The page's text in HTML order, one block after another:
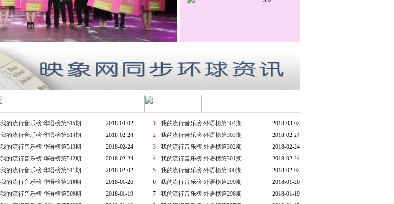
我的流行音乐榜 华语榜第515期
2018-03-02
我的流行音乐榜 华语榜第514期
2018-02-24
我的流行音乐榜 华语榜第513期
2018-02-24
我的流行音乐榜 华语榜第512期
2018-02-24
我的流行音乐榜 华语榜第511期
2018-02-02
我的流行音乐榜 华语榜第510期
2018-01-26
我的流行音乐榜 华语榜第509期
2018-01-19
1 我的流行音乐榜 外语榜第304期
2018-03-02
2
我的流行音乐榜 外语榜第303期
2018-02-24
3
我的流行音乐榜 外语榜第302期
2018-02-24
4
我的流行音乐榜 外语榜第301期
2018-02-24
5
我的流行音乐榜 外语榜第300期
2018-02-02
6
我的流行音乐榜 外语榜第299期
2018-01-26
7
我的流行音乐榜 外语榜第298期
2018-01-19